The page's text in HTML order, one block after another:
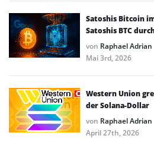
Satoshis Bitcoin
Satoshis BTC
von Raphael Adrian
Mai 3rd, 2026
Western Union
der Solana-Dollar
von Raphael Adrian
April 27th, 2026